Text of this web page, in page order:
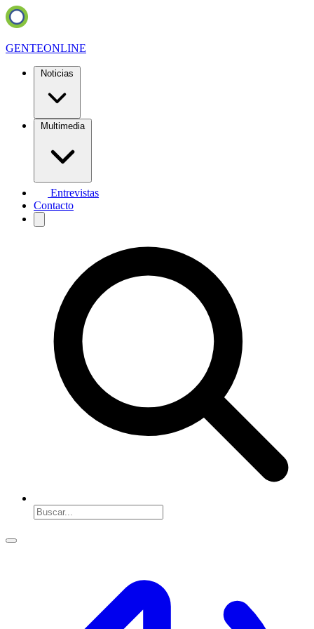
GENTEONLINE
Noticias
Multimedia
Entrevistas
Contacto